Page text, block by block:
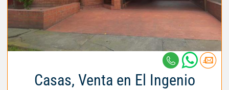
Casas, Venta en El Ingenio